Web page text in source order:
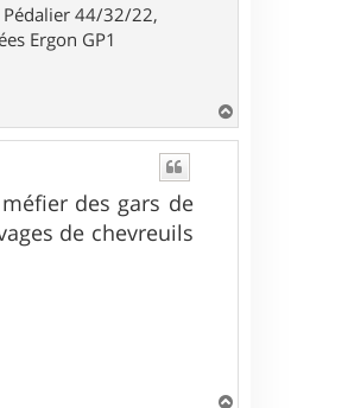
Pédalier 44/32/22,
Ergon GP1
a
des gars de
de chevreuils